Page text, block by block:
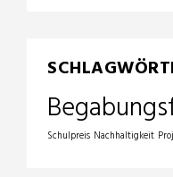
Schulpreis Nachhaltigkeit